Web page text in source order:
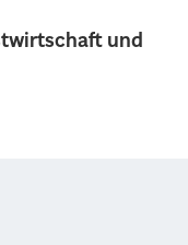
und